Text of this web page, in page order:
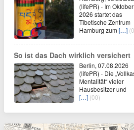
(lifePR) - Im Oktober
2026 startet das
Tibetische Zentrum
Hamburg zum[…]
So ist das Dach wirklich versichert
Berlin, 07.08.2026
(lifePR) - Die
Mentalität“ vieler
Hausbesitzer und
[…] (00)